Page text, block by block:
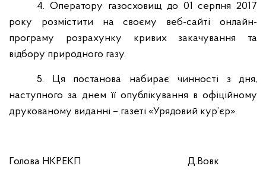
4. Оператору газосховищ до 01 серпня 2017
року розмістити на своєму веб-сайті онлайн-
програму розрахунку кривих закачування та
відбору природного газу.
5. Ця постанова набирає чинності з дня,
наступного за днем її опублікування в офіційному
друкованому виданні – газеті «Урядовий кур’єр».
Голова НКРЕКП Д.Вовк